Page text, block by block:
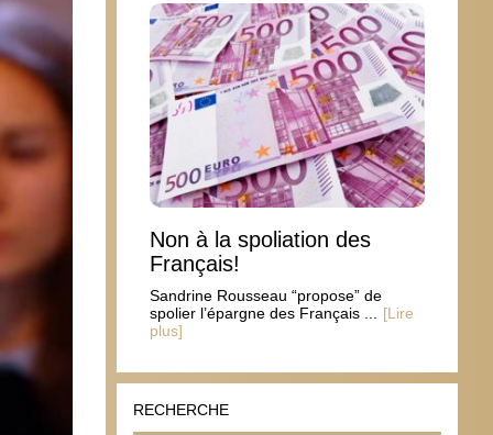
Non à la spoliation des
Français!
Sandrine Rousseau “propose” de
spolier l’épargne des Français ...
[Lire
plus]
RECHERCHE